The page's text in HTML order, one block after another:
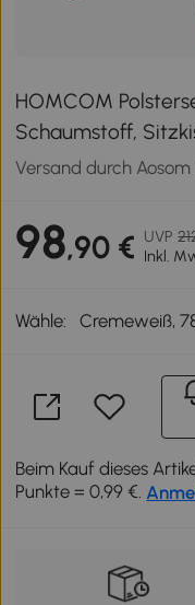
HOMCOM
Schaumstoff,
Versand durch
98,90 € UVP
Inkl.
Wähle: Cremeweiß,
Beim Kauf dieses
Punkte = 0,99 €.